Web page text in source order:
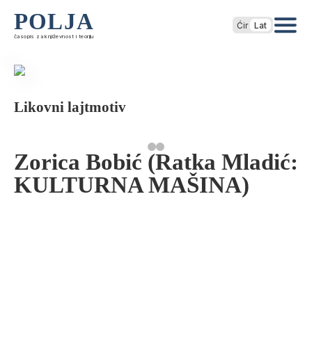
POLJA
časopis za književnost i teoriju
Ćir Lat
Likovni lajtmotiv
Zorica Bobić (Ratka Mladić:
KULTURNA MAŠINA)